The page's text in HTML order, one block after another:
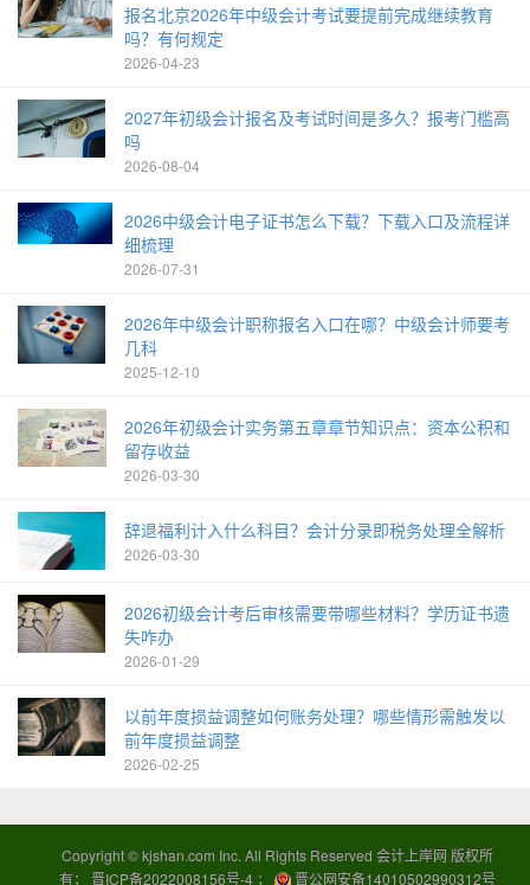
报名北京2026年中级会计考试要提前完成继续教育
吗？有何规定
2026-04-23
2027年初级会计报名及考试时间是多久？报考门槛高
吗
2026-08-04
2026中级会计电子证书怎么下载？下载入口及流程详
细梳理
2026-07-31
2026年中级会计职称报名入口在哪？中级会计师要考
几科
2025-12-10
2026年初级会计实务第五章章节知识点：资本公积和
留存收益
2026-03-30
辞退福利计入什么科目？会计分录即税务处理全解析
2026-03-30
2026初级会计考后审核需要带哪些材料？学历证书遗
失咋办
2026-01-29
以前年度损益调整如何账务处理？哪些情形需触发以
前年度损益调整
2026-02-25
Copyright ©kjshan.com Inc. All Rights Reserved 会计上岸网 版权所
有； 晋ICP备2022008156号-4； 晋公网安备14010502990312号